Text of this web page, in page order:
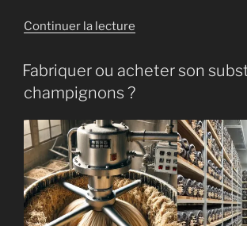
Continuer la lecture
Les
–
Cécile
de
Vulpian
–
Villa
Fabriquer ou acheter son
champignons ?